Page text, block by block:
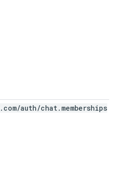
. com/auth/chat. memberships